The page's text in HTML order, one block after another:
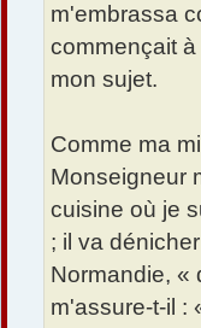
m'embrassa
commençait
mon sujet.
Comme ma
Monseigneur
cuisine où je
; il va
Normandie, «
m'assure-t-il :